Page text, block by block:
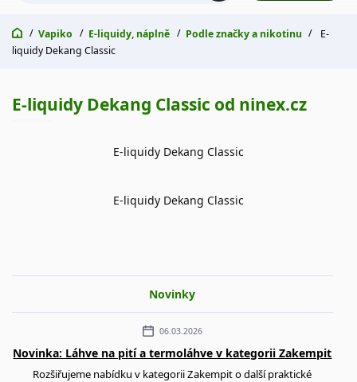
Vapiko E-liquidy, náplně Podle značky a nikotinu
E-
liquidy Dekang Classic
E-liquidy Dekang Classic od ninex.cz
E-liquidy Dekang Classic
E-liquidy Dekang Classic
Novinky
06.03.2026
Novinka: Láhve na pití a termoláhve v kategorii Zakempit
Rozšiřujeme nabídku v kategorii Zakempit o další praktické